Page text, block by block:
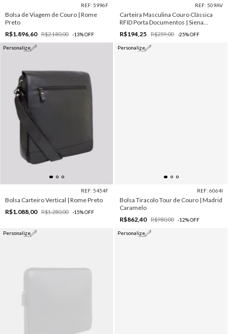
REF: 5996F
Bolsa de Viagem de Couro | Rome
Preto
R$1.896,60
R$2.180,00 -13%OFF
REF: 509AV
Carteira Masculina Couro Clássica
RFID Porta Documentos | Siena
Marrom
R$194,25 R$259,00 -25%OFF
Personalize
REF: 5454F
Bolsa Carteiro Vertical | Rome Preto
R$1.088,00
R$1.280,00 -15%OFF
Personalize
REF: 6064I
Bolsa Tiracolo Tour de Couro | Madrid
Caramelo
R$862,40
R$980,00 -12%OFF
Personalize Personalize